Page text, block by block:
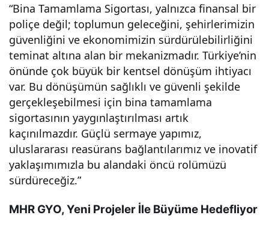
“Bina Tamamlama Sigortası, yalnızca finansal bir
poliçe değil; toplumun geleceğini, şehirlerimizin
güvenliğini ve ekonomimizin sürdürülebilirliğini
teminat altına alan bir mekanizmadır. Türkiye’nin
önünde çok büyük bir kentsel dönüşüm ihtiyacı
var. Bu dönüşümün sağlıklı ve güvenli şekilde
gerçekleşebilmesi için bina tamamlama
sigortasının yaygınlaştırılması artık
kaçınılmazdır. Güçlü sermaye yapımız,
uluslararası reasürans bağlantılarımız ve inovatif
yaklaşımımızla bu alandaki öncü rolümüzü
sürdüreceğiz.”
MHR GYO, Yeni Projeler İle Büyüme Hedefliyor